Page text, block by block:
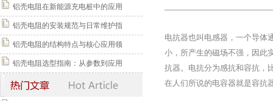
铝壳电阻在新能源充电桩中的应用
铝壳电阻的安装规范与日常维护指
铝壳电阻的结构特点与核心应用领
铝壳电阻选型指南：从参数到应用
电抗器也叫电感器，一个导体
小，所产生的磁场不强，因此
抗器。电抗分为感抗和容抗，
在人们所说的电容器就是容抗